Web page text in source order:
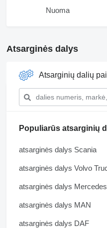
Nuoma
Atsarginės dalys
Atsarginių dalių
Populiarūs atsarginių
atsarginės dalys Scania
atsarginės dalys Volvo
atsarginės dalys
atsarginės dalys MAN
atsarginės dalys DAF